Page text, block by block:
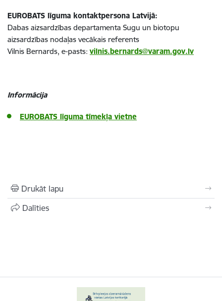
EUROBATS līguma kontaktpersona Latvijā:
Dabas aizsardzības departamenta Sugu un biotopu
aizsardzības nodaļas vecākais referents
Vilnis Bernards, e-pasts: vilnis.bernards@varam.gov.lv
Informācija
EUROBATS līguma tīmekļa vietne
Drukāt lapu
Dalīties